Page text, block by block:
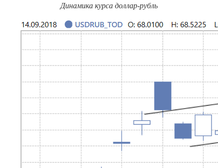
Динамика курса доллар-рубль